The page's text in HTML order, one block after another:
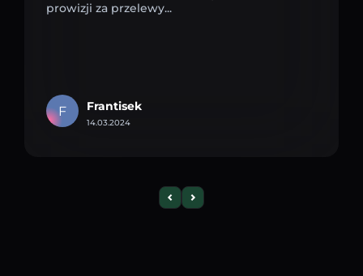
prowizji za przelewy...
F Frantisek
14.03.2024